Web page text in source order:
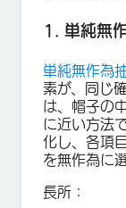
1. 単純無
単純無作為
素が、同じ
は、帽子の
に近い方法
化し、各項
を無作為に
長所：